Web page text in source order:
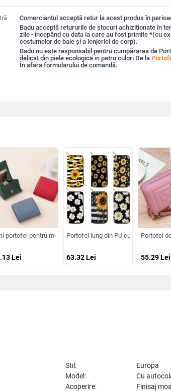
Comerciantul acceptă retur la acest produs în
Badu acceptă retururile de stocuri achiziționate în
zile - începând cu data la care au fost primite *(cu
costumelor de baie și a lenjeriei de corp).
Badu nu este responsabil pentru cumpărarea de
delicat din piele ecologica in patru culori De la
În afara formularului de comandă.
cu multiple buzunare pentru carduri, model 4131,
Loudisi, căptușeală din pânză, funcție de extindere
din PU, design inimă, stil urban simplu, căptușeală
portofel pentru monede, din piele de primul strat, textură
Lei
Portofel lung din PU cu fermoar,
63.32Lei
Portofel
55.29Lei
Stil:
Europa
Model:
Cu
Acoperire:
Finisaj